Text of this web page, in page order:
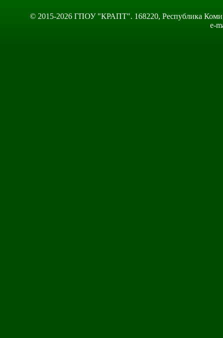
© 2015-2026 ГПОУ "КРАПТ". 168220, Республика Коми,
e-